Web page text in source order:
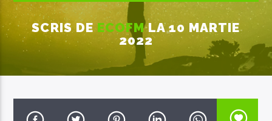
SCRIS DE ECOFMLA 10 MARTIE
2022